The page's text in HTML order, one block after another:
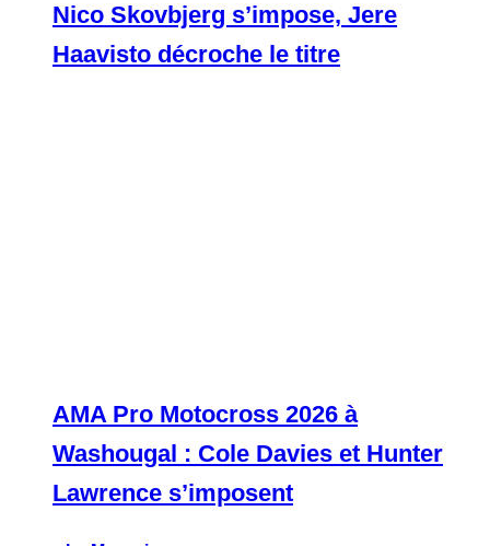
Nico Skovbjerg s’impose, Jere
Haavisto décroche le titre
AMA Pro Motocross 2026 à
Washougal : Cole Davies et Hunter
Lawrence s’imposent